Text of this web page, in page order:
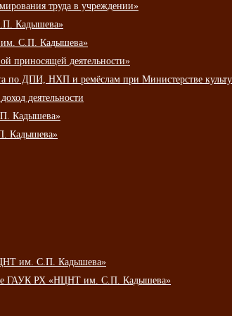
труда в учреждении»
Кадышева»
им. С.П. Кадышева»
приносящей деятельности»
по ДПИ, НХП и ремёслам при Министерстве
деятельности
Кадышева»
Кадышева»
им. С.П. Кадышева»
ГАУК РХ «НЦНТ им. С.П. Кадышева»